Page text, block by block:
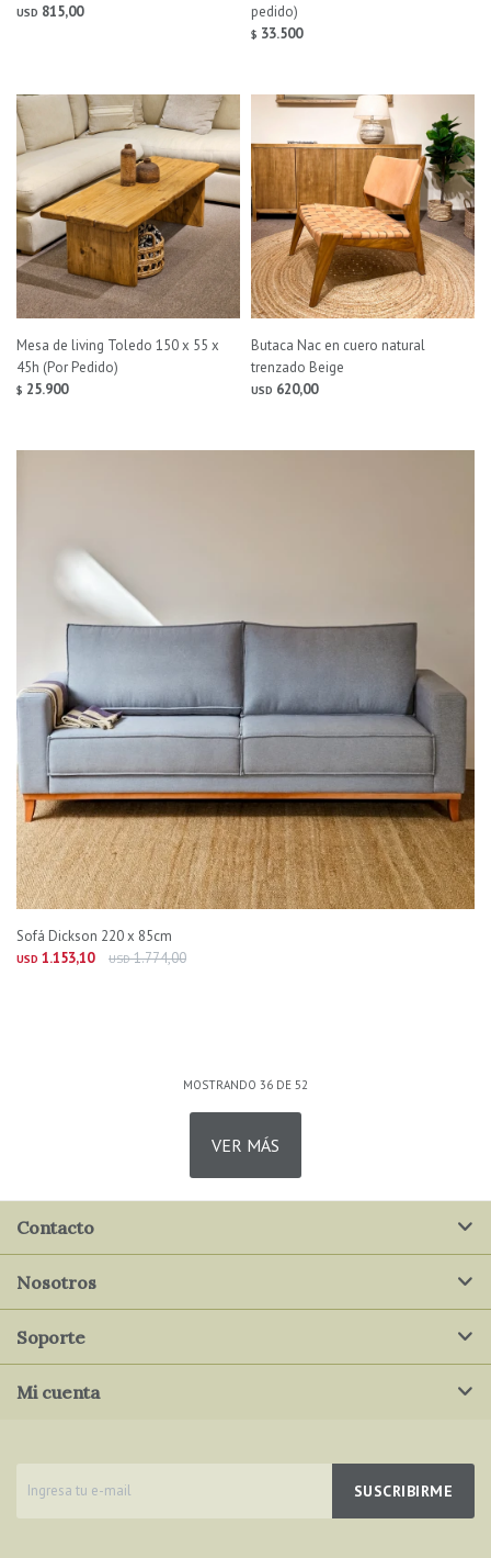
USD 815,00
pedido)
$ 33.500
Mesa de living Toledo 150 x 55 x
45h (Por Pedido)
$ 25.900
Butaca Nac en cuero natural
trenzado Beige
USD 620,00
Sofá Dickson 220 x 85cm
USD 1.153,10 USD 1.774,00
MOSTRANDO 36 DE 52
VER MÁS
SUSCRIBIRME
Contacto
Nosotros
Soporte
Mi cuenta